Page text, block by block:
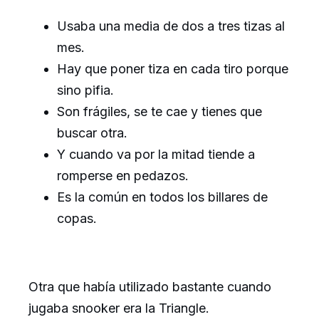
Usaba una media de dos a tres tizas al
mes.
Hay que poner tiza en cada tiro porque
sino pifia.
Son frágiles, se te cae y tienes que
buscar otra.
Y cuando va por la mitad tiende a
romperse en pedazos.
Es la común en todos los billares de
copas.
Otra que había utilizado bastante cuando
jugaba snooker era la Triangle.